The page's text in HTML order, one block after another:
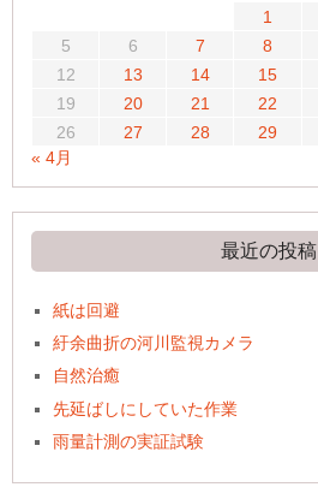
1
5
6 7 8
12
13 14 15
19
20 21 22
26
27 28 29
« 4月
最近の投稿
紙は回避
紆余曲折の河川監視カメラ
自然治癒
先延ばしにしていた作業
雨量計測の実証試験